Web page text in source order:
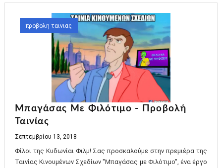
προβολη ταινιας
Μπαγάσας Με Φιλότιμο - Προβολή
Ταινίας
Σεπτεμβρίου 13, 2018
Φίλοι της Κυδωνίαι Φιλμ! Σας προσκαλούμε στην πρεμιέρα της
Ταινίας Κινουμένων Σχεδίων "Μπαγάσας με Φιλότιμο", ένα έργο